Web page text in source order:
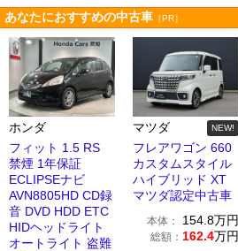
あなたにおすすめの中古車 ［PR］
ホンダ
フィット 1.5 RS
禁煙 1年保証
ECLIPSEナビ
AVN8805HD CD録
音 DVD HDD ETC
HIDヘッドライト
オートライト 盗難
マツダ NEW!
フレアワゴン 660
カスタムスタイル
ハイブリッド XT
マツダ認定中古車
本体： 154.8万円
総額： 162.4万円